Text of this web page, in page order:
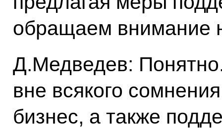
обращаем внимание
Д.Медведев:
вне всякого
бизнес, а также